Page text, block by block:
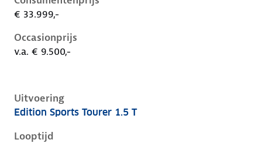
€ 33.999,-
Occasionprijs
v.a. € 9.500,-
Uitvoering
Opel Insignia b, sports tourer 1.5 t, 103 kW, Benzine,
Edition Sports Tourer 1.5 T
Looptijd